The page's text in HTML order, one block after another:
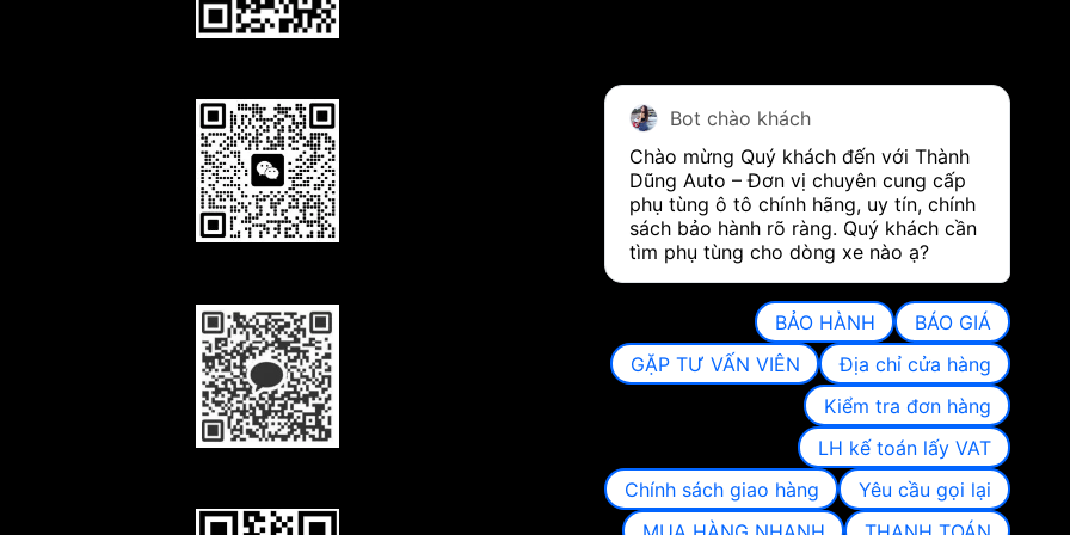
Bot chào khách
Chào mừng Quý khách đến với Thành
Dũng Auto – Đơn vị chuyên cung cấp
phụ tùng ô tô chính hãng, uy tín, chính
sách bảo hành rõ ràng. Quý khách cần
tìm phụ tùng cho dòng xe nào ạ?
BẢO HÀNH
BÁO GIÁ
GẶP TƯ VẤN VIÊN
Địa chỉ cửa hàng
Kiểm tra đơn hàng
LH kế toán lấy VAT
Chính sách giao hàng
Yêu cầu gọi lại